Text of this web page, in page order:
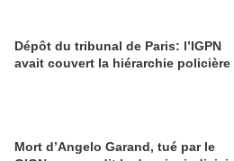
Dépôt du tribunal de Paris: l’IGPN
avait couvert la hiérarchie policière
Mort d’Angelo Garand, tué par le